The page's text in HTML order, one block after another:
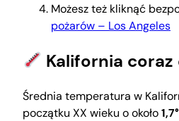
Możesz też kliknąć
pożarów – Los Angeles
Kalifornia coraz
Średnia temperatura w
początku XX wieku o około